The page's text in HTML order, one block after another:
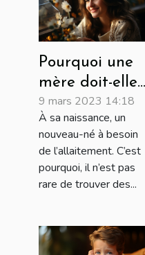
Pourquoi une
mère doit-elle
allaiter son
nouveau-né ?
9 mars 2023 14:18
À sa naissance, un
nouveau-né à besoin
de l’allaitement. C’est
pourquoi, il n’est pas
rare de trouver des...